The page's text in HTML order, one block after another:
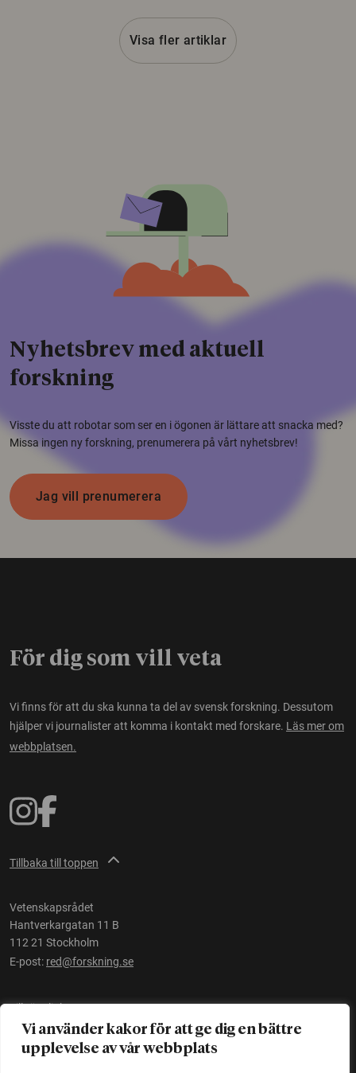
Vi använder kakor för att ge dig en bättre
upplevelse av vår webbplats
Visa fler artiklar
Nyhetsbrev med aktuell
forskning
Visste du att robotar som ser en i ögonen är lättare att snacka med?
Missa ingen ny forskning, prenumerera på vårt nyhetsbrev!
Jag vill prenumerera
För dig som vill veta
Vi finns för att du ska kunna ta del av svensk forskning. Dessutom
hjälper vi journalister att komma i kontakt med forskare. Läs mer om
webbplatsen.
Tillbaka till toppen
Vetenskapsrådet
Hantverkargatan 11 B
112 21 Stockholm
E-post: red@forskning.se
Tillgänglighet
Ett initiativ avVetenskapsrådet